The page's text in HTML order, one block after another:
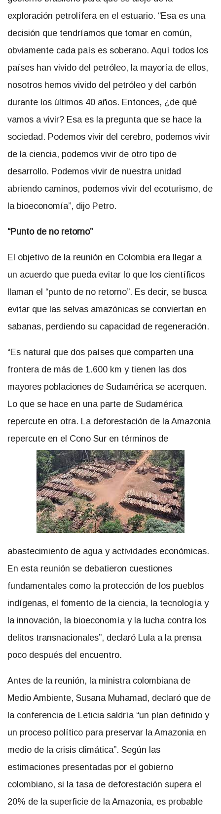
exploración petrolífera en el estuario. “Esa es una
decisión que tendríamos que tomar en común,
obviamente cada país es soberano. Aquí todos los
países han vivido del petróleo, la mayoría de ellos,
nosotros hemos vivido del petróleo y del carbón
durante los últimos 40 años. Entonces, ¿de qué
vamos a vivir? Esa es la pregunta que se hace la
sociedad. Podemos vivir del cerebro, podemos vivir
de la ciencia, podemos vivir de otro tipo de
desarrollo. Podemos vivir de nuestra unidad
abriendo caminos, podemos vivir del ecoturismo, de
la bioeconomía”, dijo Petro.
“Punto de no retorno”
El objetivo de la reunión en Colombia era llegar a
un acuerdo que pueda evitar lo que los científicos
llaman el “punto de no retorno”. Es decir, se busca
evitar que las selvas amazónicas se conviertan en
sabanas, perdiendo su capacidad de regeneración.
“Es natural que dos países que comparten una
frontera de más de 1.600 km y tienen las dos
mayores poblaciones de Sudamérica se acerquen.
Lo que se hace en una parte de Sudamérica
repercute en otra. La deforestación de la Amazonia
repercute en el Cono Sur en términos de
abastecimiento de agua y actividades económicas.
En esta reunión se debatieron cuestiones
fundamentales como la protección de los pueblos
indígenas, el fomento de la ciencia, la tecnología y
la innovación, la bioeconomía y la lucha contra los
delitos transnacionales”, declaró Lula a la prensa
poco después del encuentro.
Antes de la reunión, la ministra colombiana de
Medio Ambiente, Susana Muhamad, declaró que de
la conferencia de Leticia saldría “un plan definido y
un proceso político para preservar la Amazonia en
medio de la crisis climática”. Según las
estimaciones presentadas por el gobierno
colombiano, si la tasa de deforestación supera el
20% de la superficie de la Amazonia, es probable